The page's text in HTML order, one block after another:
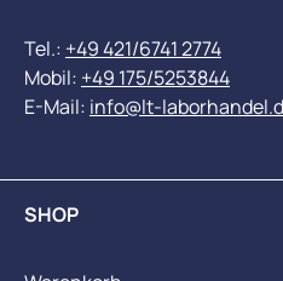
Tel.: +49 421/6741 2774
Mobil: +49 175/5253844
E-Mail: info@lt-
SHOP